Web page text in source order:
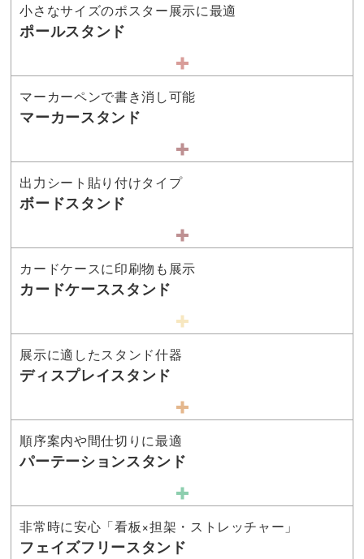
小さなサイズのポスター展示に最適
ポールスタンド
マーカーペンで書き消し可能
マーカースタンド
出力シート貼り付けタイプ
ボードスタンド
カードケースに印刷物も展示
カードケーススタンド
展示に適したスタンド什器
ディスプレイスタンド
順序案内や間仕切りに最適
パーテーションスタンド
非常時に安心「看板×担架・ストレッチャー」
フェイズフリースタンド